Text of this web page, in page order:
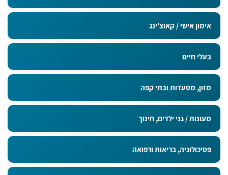
אימון אישי / קאוצ'ינג
בעלי חיים
מזון, מסעדות ובתי קפה
מעונות / גני ילדים, חינוך
פסיכולוגיה, בריאות ורפואה